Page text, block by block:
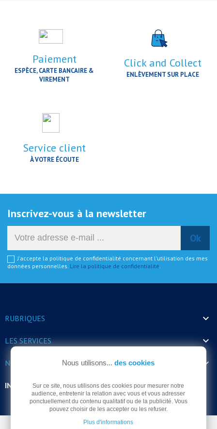
Paiement
ESPÈCE, CARTE BANCAIRE &
VIREMENT
Click and Collect
ENLÈVEMENT SUR PLACE
Service client
À VOTRE ÉCOUTE
Inscrivez-vous à la newsletter
J'accepte la politique de confidentialité concernant l'utilisation des mes
données personnelles. Lire la politique de confidentialité
RUBRIQUES 
LES SERVICES 
NOS HORAIRES 
INFORMATIONS
Nous utilisons... des cookies
Sur ce site, nous utilisons des cookies pour mesurer notre
audience, entretenir la relation avec vous et vous adresser
ponctuellement du contenu qualitatif ou de la publicité. Vous
pouvez choisir de les accepter ou les refuser.
Plus d'informations